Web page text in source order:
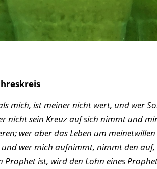
mich, ist meiner nicht wert, und wer
nicht sein Kreuz auf sich nimmt und
wer aber das Leben um
wer mich aufnimmt, nimmt den auf,
ist, wird den Lohn eines